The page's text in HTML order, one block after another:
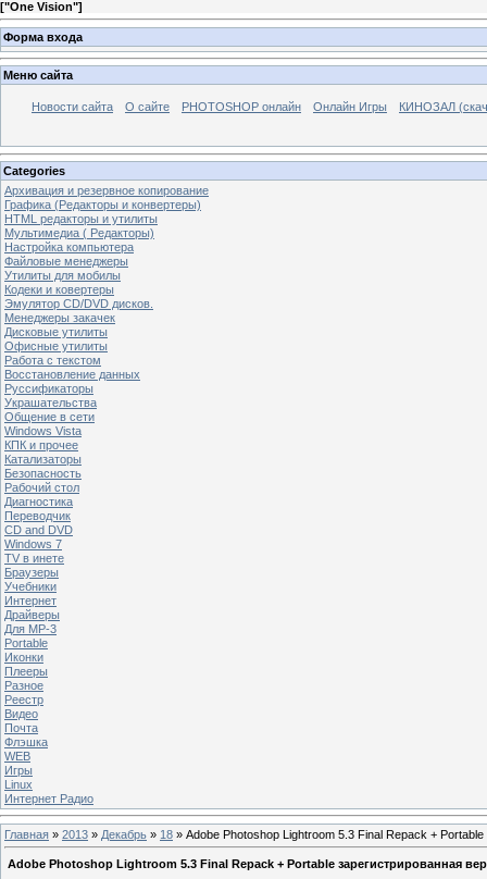
["One Vision"]
Форма входа
Меню сайта
Новости сайта О сайте PHOTOSHOP онлайн Онлайн Игры КИНОЗАЛ
Categories
Архивация и резервное копирование
Графика (Редакторы и конвертеры)
HTML редакторы и утилиты
Мультимедиа ( Редакторы)
Настройка компьютера
Файловые менеджеры
Утилиты для мобилы
Кодеки и ковертеры
Эмулятор CD/DVD дисков.
Менеджеры закачек
Дисковые утилиты
Офисные утилиты
Работа с текстом
Восстановление данных
Руссификаторы
Украшательства
Общение в сети
Windows Vista
КПК и прочее
Катализаторы
Безопасность
Рабочий стол
Диагностика
Переводчик
CD and DVD
Windows 7
TV в инете
Браузеры
Учебники
Интернет
Драйверы
Для MP-3
Portable
Иконки
Плееры
Разное
Реестр
Видео
Почта
Флэшка
WEB
Игры
Linux
Интернет Радио
Главная » 2013 » Декабрь » 18 » Adobe Photoshop Lightroom 5.3 Final Repack + Portable
Adobe Photoshop Lightroom 5.3 Final Repack + Portable зарегистрированная